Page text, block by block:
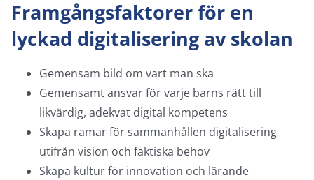
Framgångsfaktorer för en
lyckad digitalisering av skolan
Gemensam bild om vart man ska
Gemensamt ansvar för varje barns rätt till
likvärdig, adekvat digital kompetens
Skapa ramar för sammanhållen digitalisering
utifrån vision och faktiska behov
Skapa kultur för innovation och lärande